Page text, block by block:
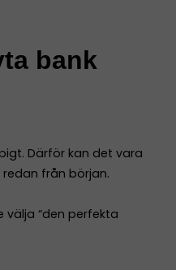
bank
Därför kan det vara
från början.
“den perfekta